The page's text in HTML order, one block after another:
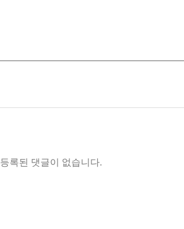
등록된 댓글이 없습니다.